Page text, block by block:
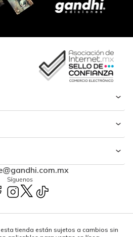
Síguenos
tienda están sujetos a cambios sin